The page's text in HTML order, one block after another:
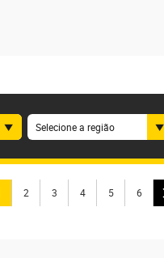
Selecione a região
2 3 4 5 6